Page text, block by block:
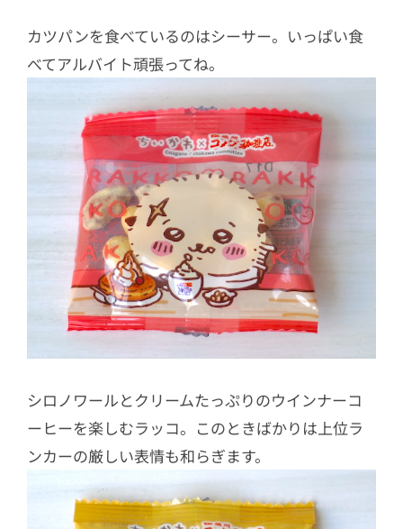
カツパンを食べているのはシーサー。いっぱい食
べてアルバイト頑張ってね。
シロノワールとクリームたっぷりのウインナーコ
ーヒーを楽しむラッコ。このときばかりは上位ラ
ンカーの厳しい表情も和らぎます。